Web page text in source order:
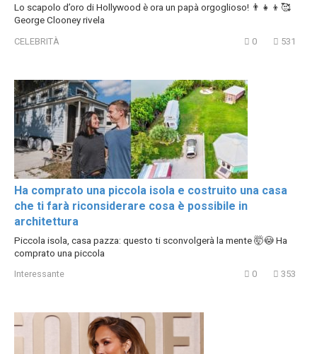
Lo scapolo d’oro di Hollywood è ora un papà orgoglioso! 👨‍👧‍👦🥰
George Clooney rivela
CELEBRITÀ 0 531
Ha comprato una piccola isola e costruito una casa
che ti farà riconsiderare cosa è possibile in
architettura
Piccola isola, casa pazza: questo ti sconvolgerà la mente 🤯😳 Ha
comprato una piccola
Interessante 0 353